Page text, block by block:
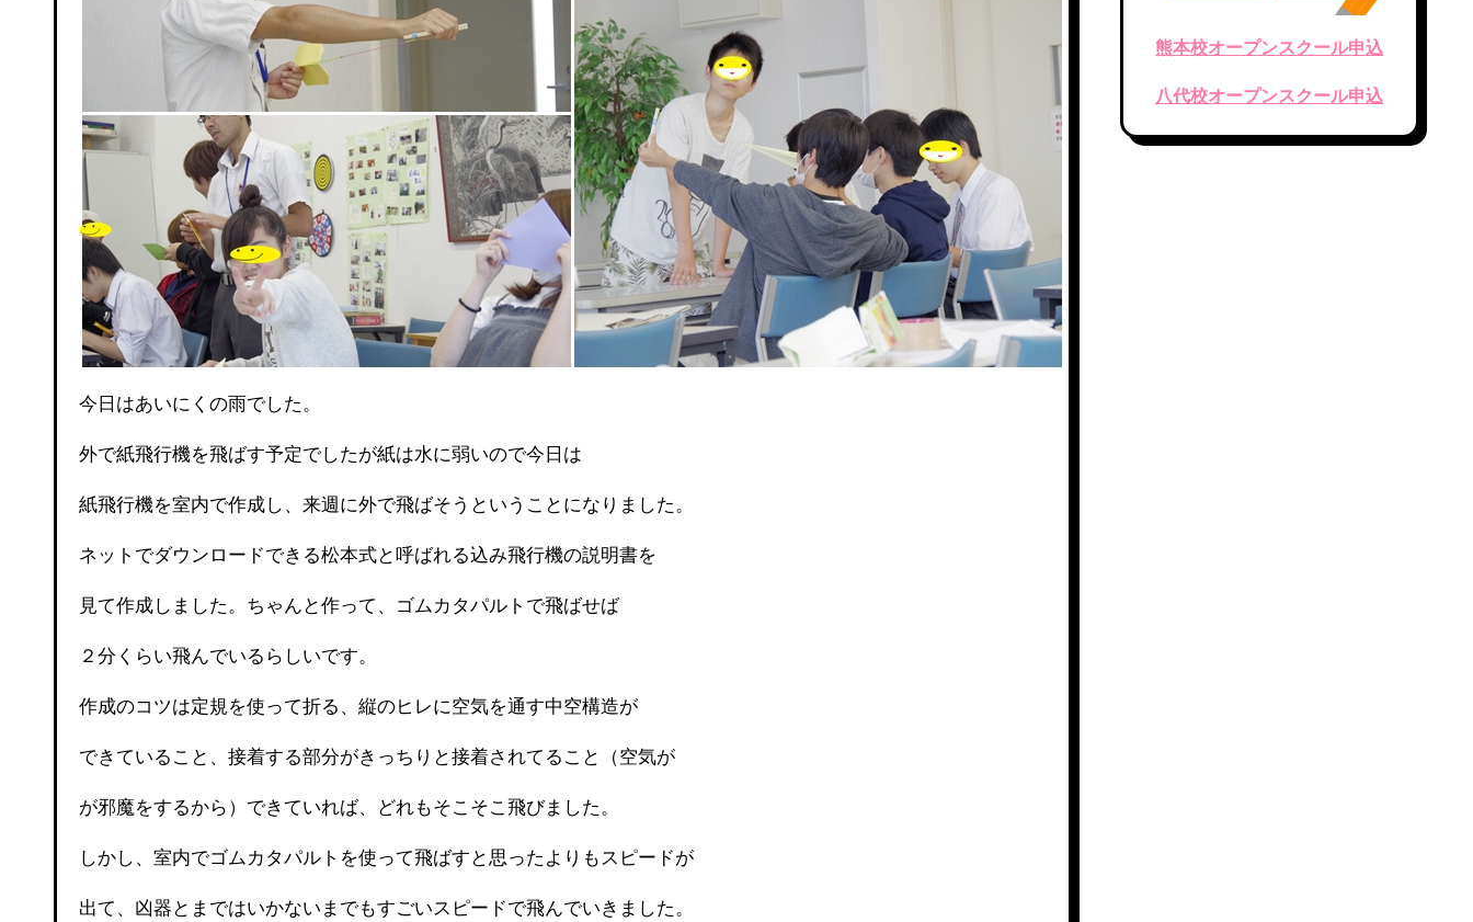
今日はあいにくの雨でした。
外で紙飛行機を飛ばす予定でしたが紙は水に弱いので今日は
紙飛行機を室内で作成し、来週に外で飛ばそうということになりました。
ネットでダウンロードできる松本式と呼ばれる込み飛行機の説明書を
見て作成しました。ちゃんと作って、ゴムカタパルトで飛ばせば
２分くらい飛んでいるらしいです。
作成のコツは定規を使って折る、縦のヒレに空気を通す中空構造が
できていること、接着する部分がきっちりと接着されてること（空気が
が邪魔をするから）できていれば、どれもそこそこ飛びました。
しかし、室内でゴムカタパルトを使って飛ばすと思ったよりもスピードが
出て、凶器とまではいかないまでもすごいスピードで飛んでいきました。
熊本校オープンスクール申込
八代校オープンスクール申込